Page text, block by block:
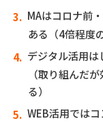
MAはコロナ前
ある（4倍程度
デジタル活用
（取り組んだ
る）
WEB活用では